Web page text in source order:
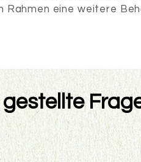
Rahmen eine weitere